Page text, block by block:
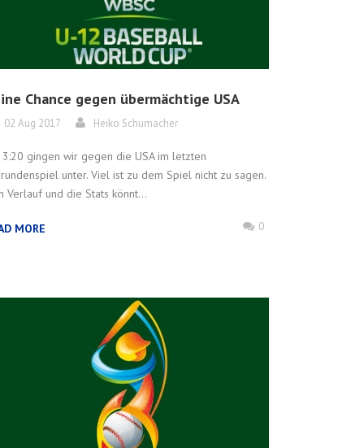
Chance gegen übermächtige USA
02 Aug 2017 Heiko Schumacher
3:20 gingen wir gegen die USA im letzten
unter. Viel ist zu dem Spiel nicht zu sagen.
Verlauf und die Stats könnt...
MORE 0